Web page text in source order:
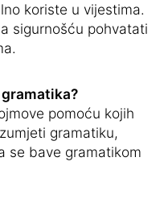
koriste u vijestima.
sigurnošću pohvatati
pomoću kojih
gramatiku,
se bave gramatikom